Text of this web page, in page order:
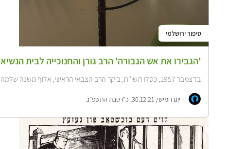
סיפור ירושלמי
'הגבירו את אש הגבורה' הרב גורן והחנוכייה לבית הנשיא
בדצמבר 1957, כסלו תשי"ח, ביקר הרב הצבאי הראשי, אלוף משנה שלמה גורן בצריף...
- יום חמישי, 30.12.21, כ"ו טבת התשפ"ב